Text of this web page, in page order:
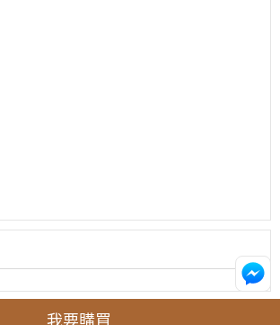
我要購買